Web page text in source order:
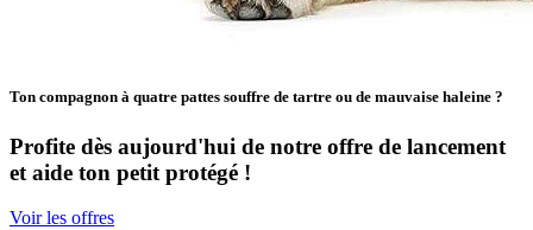
Ton compagnon à quatre pattes souffre de tartre ou de mauvaise haleine ?
Profite dès aujourd'hui de notre offre de lancement
et aide ton petit protégé !
Voir les offres